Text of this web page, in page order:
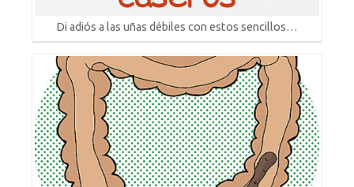
Di adiós a las uñas débiles con estos sencillos…